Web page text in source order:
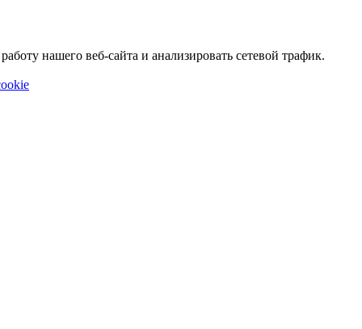
нашего веб-сайта и анализировать сетевой трафик.